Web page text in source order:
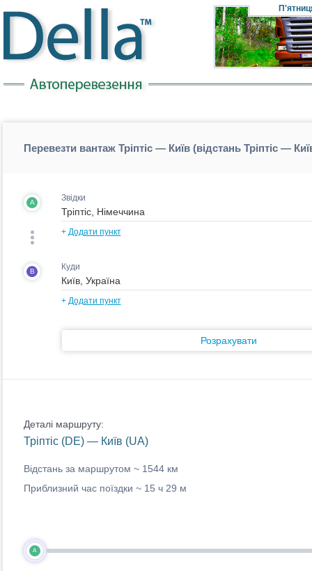
Перевезти вантаж Тріптіс — Київ (відстань Тріптіс —
A Звідки
+ Додати пункт
B Куди
+ Додати пункт
Розрахувати
Деталі маршруту:
Тріптіс (DE) — Київ (UA)
Відстань за маршрутом ~ 1544 км
Приблизний час поїздки ~ 15 ч 29 м
A